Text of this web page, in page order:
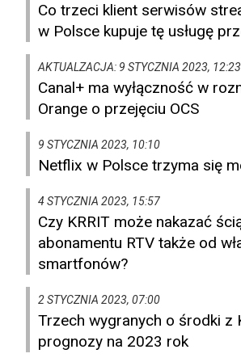
Co trzeci klient serwisów
w Polsce kupuje tę usługę
AKTUALZACJA: 9 STYCZNIA 2023, 12:23
Canal+ ma wyłączność w
Orange o przejęciu OCS
9 STYCZNIA 2023, 10:10
Netflix w Polsce trzyma się
4 STYCZNIA 2023, 15:57
Czy KRRIT może nakazać
abonamentu RTV także od
smartfonów?
2 STYCZNIA 2023, 07:00
Trzech wygranych o środki z
prognozy na 2023 rok